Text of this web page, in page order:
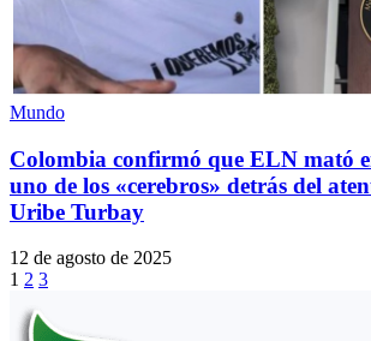
Mundo
Colombia confirmó que ELN mató
uno de los «cerebros» detrás del
Uribe Turbay
12 de agosto de 2025
1 2 3